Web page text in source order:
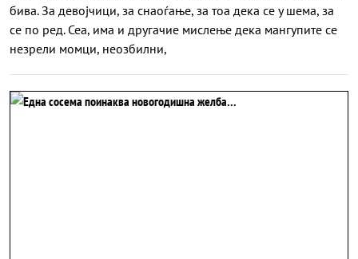
бива. За девојчици, за снаоѓање, за тоа дека се у шема, за
се по ред. Сеа, има и другачие мислење дека мангупите се
незрели момци, неозбилни,